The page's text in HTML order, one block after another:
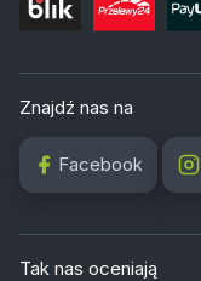
Znajdź nas na
Facebook
Tak nas oceniają